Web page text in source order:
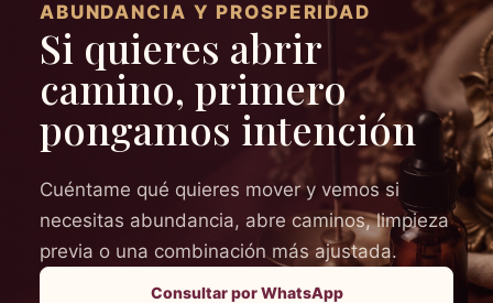
ABUNDANCIA Y PROSPERIDAD
Si quieres abrir
camino, primero
pongamos intención
Cuéntame qué quieres mover y vemos si
necesitas abundancia, abre caminos, limpieza
previa o una combinación más ajustada.
Consultar por WhatsApp